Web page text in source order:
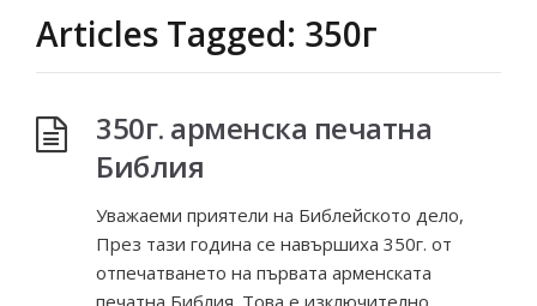
Articles Tagged: 350г
350г. арменска печатна
Библия
Уважаеми приятели на Библейското дело,
През тази година се навършиха 350г. от
отпечатването на първата арменската
печатна Библия. Това е изключително